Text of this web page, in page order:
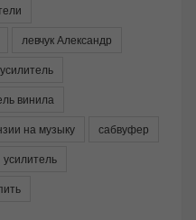
левчук Александр
винила
на музыку
сабвуфер
усилитель